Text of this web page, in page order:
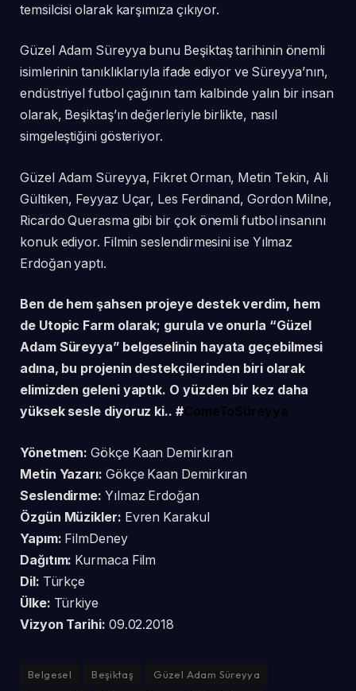
temsilcisi olarak karşımıza çıkıyor.
Güzel Adam Süreyya bunu Beşiktaş tarihinin önemli
isimlerinin tanıklıklarıyla ifade ediyor ve Süreyya’nın,
endüstriyel futbol çağının tam kalbinde yalın bir insan
olarak, Beşiktaş’ın değerleriyle birlikte, nasıl
simgeleştiğini gösteriyor.
Güzel Adam Süreyya, Fikret Orman, Metin Tekin, Ali
Gültiken, Feyyaz Uçar, Les Ferdinand, Gordon Milne,
Ricardo Querasma gibi bir çok önemli futbol insanını
konuk ediyor. Filmin seslendirmesini ise Yılmaz
Erdoğan yaptı.
Ben de hem şahsen projeye destek verdim, hem
de Utopic Farm olarak; gurula ve onurla “Güzel
Adam Süreyya” belgeselinin hayata geçebilmesi
adına, bu projenin destekçilerinden biri olarak
elimizden geleni yaptık. O yüzden bir kez daha
yüksek sesle diyoruz ki.. #ComeToSüreyya
Yönetmen: Gökçe Kaan Demirkıran
Metin Yazarı: Gökçe Kaan Demirkıran
Seslendirme: Yılmaz Erdoğan
Özgün Müzikler: Evren Karakul
Yapım: FilmDeney
Dağıtım: Kurmaca Film
Dil: Türkçe
Ülke: Türkiye
Vizyon Tarihi: 09.02.2018
Belgesel Beşiktaş
Güzel Adam Süreyya